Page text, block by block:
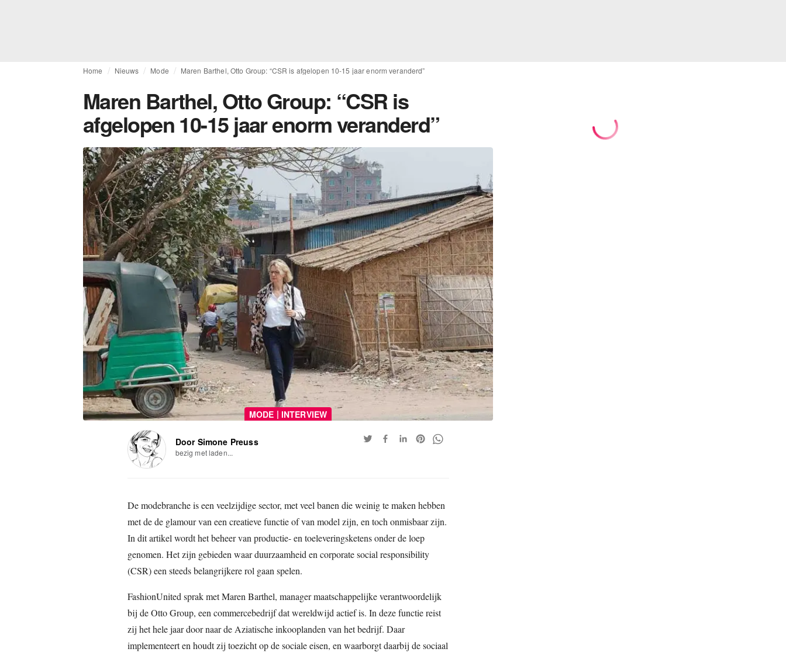
Home Nieuws Mode Maren Barthel, Otto Group: “CSR is afgelopen 10-15 jaar enorm veranderd”
Maren Barthel, Otto Group: “CSR is
afgelopen 10-15 jaar enorm veranderd”
MODE | INTERVIEW
Door Simone Preuss
bezig met laden...
De modebranche is een veelzijdige sector, met veel banen die weinig te maken hebben
met de de glamour van een creatieve functie of van model zijn, en toch onmisbaar zijn.
In dit artikel wordt het beheer van productie- en toeleveringsketens onder de loep
genomen. Het zijn gebieden waar duurzaamheid en corporate social responsibility
(CSR) een steeds belangrijkere rol gaan spelen.
FashionUnited sprak met Maren Barthel, manager maatschappelijke verantwoordelijk
bij de Otto Group, een commercebedrijf dat wereldwijd actief is. In deze functie reist
zij het hele jaar door naar de Aziatische inkooplanden van het bedrijf. Daar
implementeert en houdt zij toezicht op de sociale eisen, en waarborgt daarbij de sociaal